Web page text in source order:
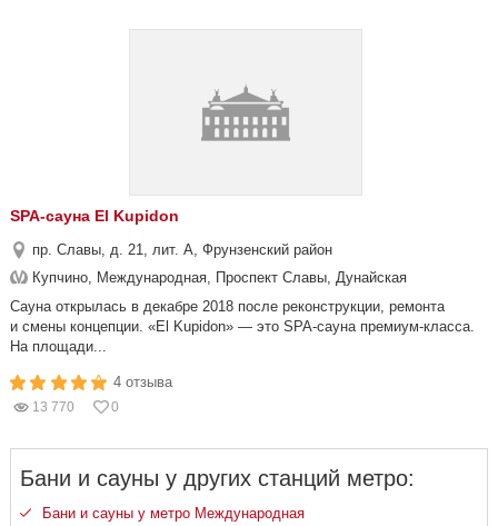
SPA-сауна El Kupidon
пр. Славы, д. 21, лит. А, Фрунзенский район
Купчино, Международная, Проспект Славы, Дунайская
Сауна открылась в декабре 2018 после реконструкции, ремонта
и смены концепции. «El Kupidon» — это SPA-сауна премиум-класса.
На площади...
4 отзыва
13 770 0
Бани и сауны у других станций метро:
Бани и сауны у метро Международная